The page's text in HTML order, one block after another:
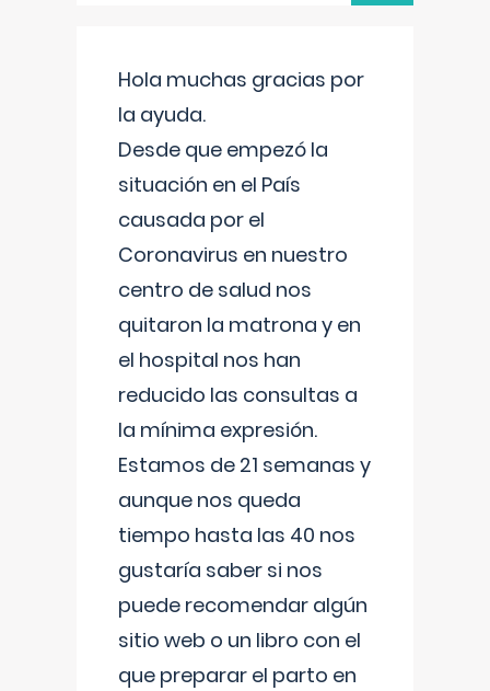
Hola muchas gracias por
la ayuda.
Desde que empezó la
situación en el País
causada por el
Coronavirus en nuestro
centro de salud nos
quitaron la matrona y en
el hospital nos han
reducido las consultas a
la mínima expresión.
Estamos de 21 semanas y
aunque nos queda
tiempo hasta las 40 nos
gustaría saber si nos
puede recomendar algún
sitio web o un libro con el
que preparar el parto en